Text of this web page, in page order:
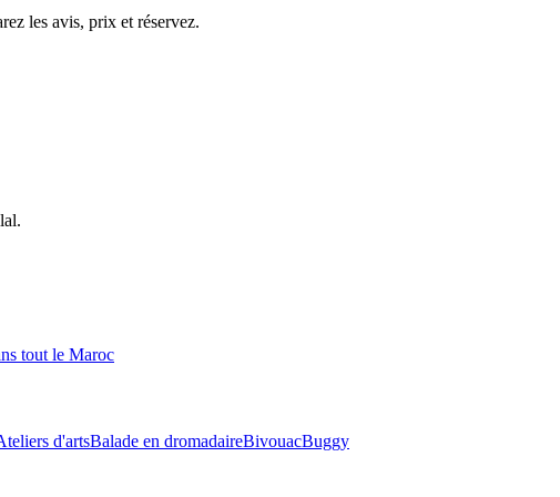
les avis, prix et réservez.
.
tout le Maroc
d'artsBalade en dromadaireBivouacBuggy